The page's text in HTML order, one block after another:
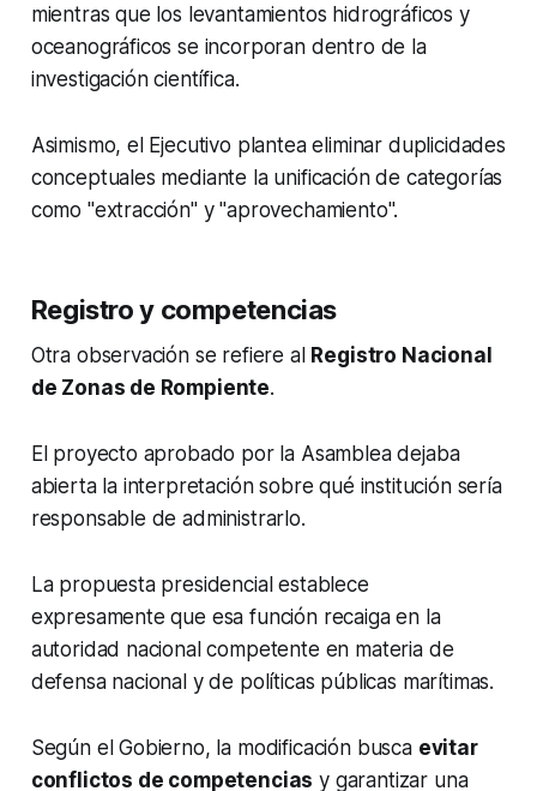
mientras que los levantamientos hidrográficos y
oceanográficos se incorporan dentro de la
investigación científica.
Asimismo, el Ejecutivo plantea eliminar duplicidades
conceptuales mediante la unificación de categorías
como "extracción" y "aprovechamiento".
Registro y competencias
Otra observación se refiere al Registro Nacional
de Zonas de Rompiente.
El proyecto aprobado por la Asamblea dejaba
abierta la interpretación sobre qué institución sería
responsable de administrarlo.
La propuesta presidencial establece
expresamente que esa función recaiga en la
autoridad nacional competente en materia de
defensa nacional y de políticas públicas marítimas.
Según el Gobierno, la modificación busca evitar
conflictos de competencias y garantizar una